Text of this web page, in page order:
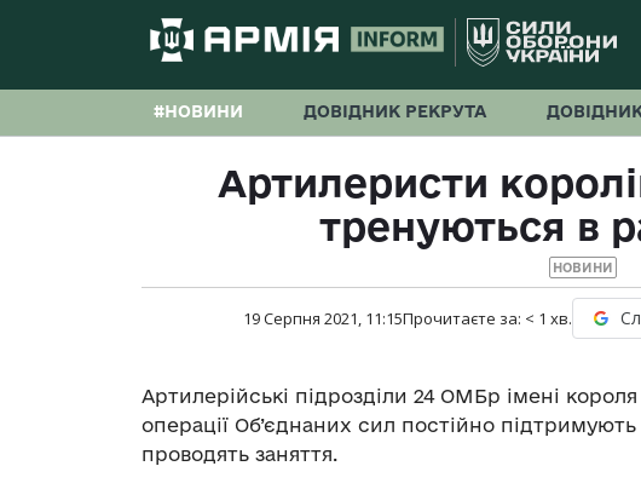
#НОВИНИ ДОВІДНИК РЕКРУТА
Артилеристи
тренуються в
НОВИНИ
19 Серпня 2021, 11:15Прочитаєте за: < 1 хв.
Артилерійські підрозділи 24 ОМБр імені
операції Об’єднаних сил постійно підтримують
проводять заняття.